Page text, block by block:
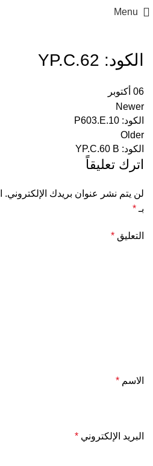
Menu
الكود: YP.C.62
06 أكتوبر
Newer
الكود: P603.E.10
Older
الكود: YP.C.60 B
اترك تعليقاً
لن يتم نشر عنوان بريدك الإلكتروني.
بـ *
التعليق *
الاسم *
البريد الإلكتروني *